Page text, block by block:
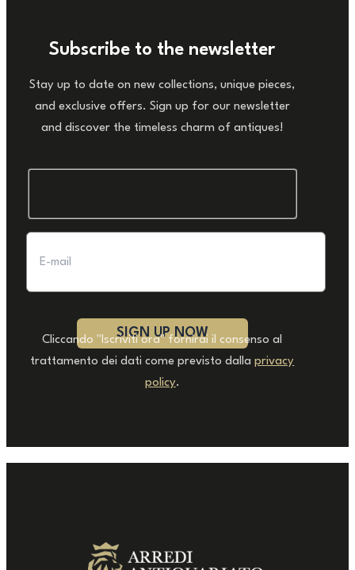
Subscribe to the newsletter
Stay up to date on new collections, unique pieces,
and exclusive offers. Sign up for our newsletter
and discover the timeless charm of antiques!
Cliccando "Iscriviti ora" fornirai il consenso al
trattamento dei dati come previsto dallaprivacy
policy.